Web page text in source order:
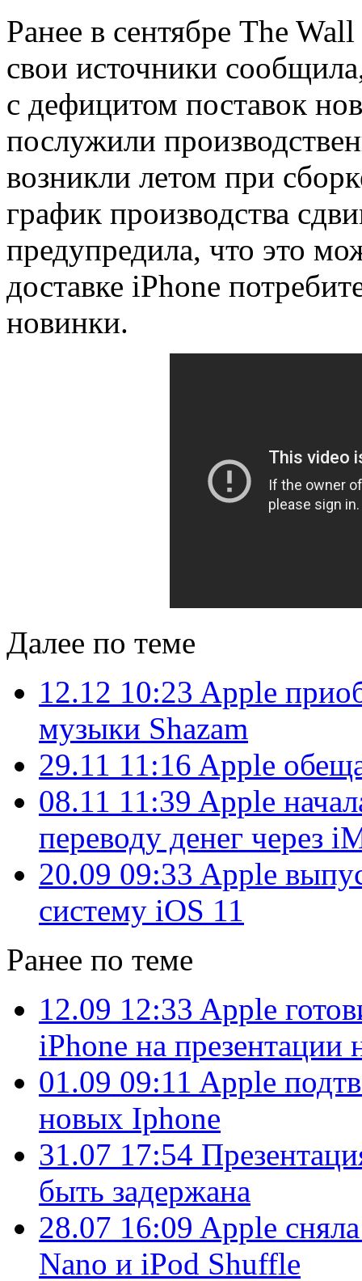
Ранее в сентябре The
свои источники
с дефицитом поставок
послужили
возникли летом при
график производства
предупредила, что это
доставке iPhone
новинки.
Далее по теме
12.12 10:23 Apple
музыки Shazam
29.11 11:16 Apple
08.11 11:39 Apple
переводу денег через
20.09 09:33 Apple
систему iOS 11
Ранее по теме
12.09 12:33 Apple
iPhone на презентации
01.09 09:11 Apple
новых Iphone
31.07 17:54
быть задержана
28.07 16:09 Apple
Nano и iPod Shuffle